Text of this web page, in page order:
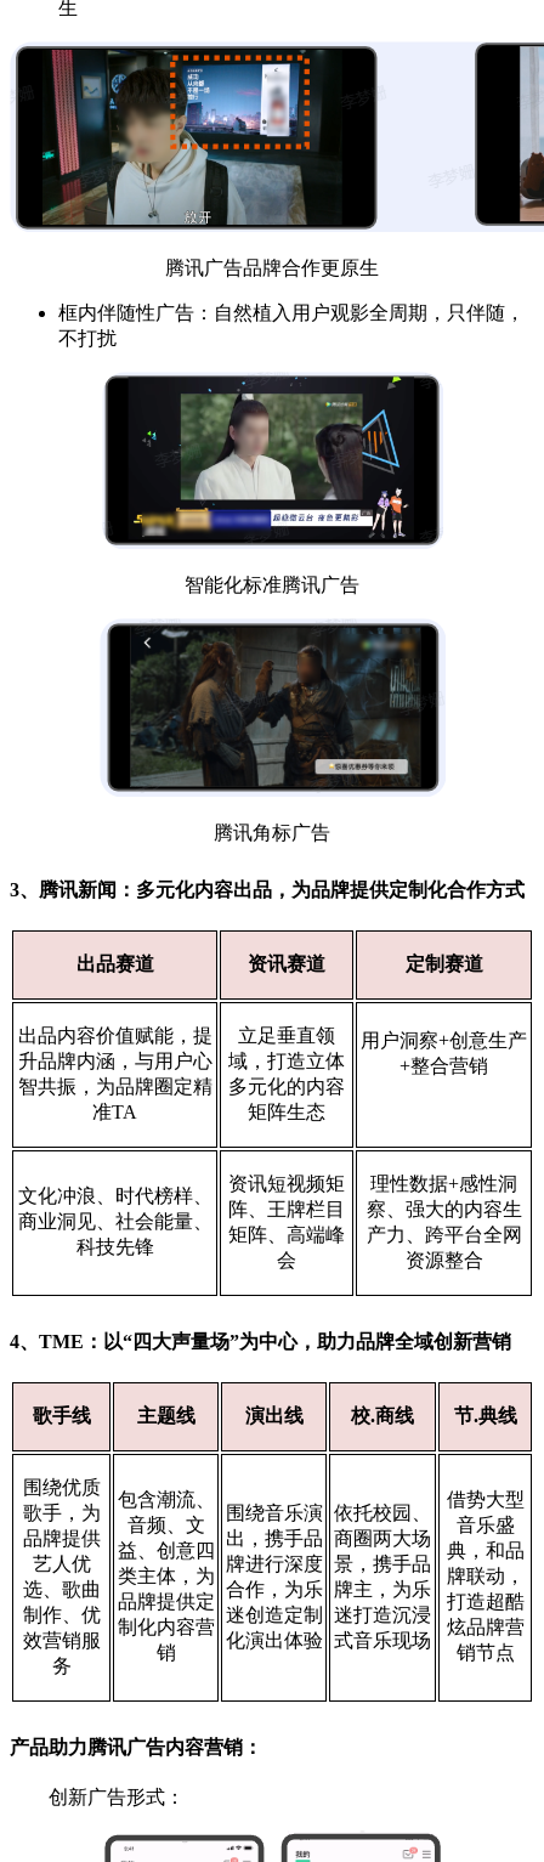
生
腾讯广告品牌合作更原生
框内伴随性广告：自然植入用户观影全周期，只伴随，
不打扰
智能化标准腾讯广告
腾讯角标广告
3、腾讯新闻： 多元化内容出品，为品牌提供定制化合作方式
出品赛道 资讯赛道 定制赛道
出品内容价值赋能，提
升品牌内涵，与用户心
智共振，为品牌圈定精
准TA
立足垂直领
域，打造立体
多元化的内容
矩阵生态
用户洞察+创意生产
+整合营销
文化冲浪、时代榜样、
商业洞见、社会能量、
科技先锋
资讯短视频矩
阵、王牌栏目
矩阵、高端峰
会
理性数据+感性洞
察、强大的内容生
产力、跨平台全网
资源整合
4、TME： 以“四大声量场”为中心，助力品牌全域创新营销
歌手线 主题线 演出线 校.商线 节.典线
围绕优质
歌手，为
品牌提供
艺人优
选、歌曲
制作、优
效营销服
务
包含潮流、
音频、文
益、创意四
类主体，为
品牌提供定
制化内容营
销
围绕音乐演
出，携手品
牌进行深度
合作，为乐
迷创造定制
化演出体验
依托校园、
商圈两大场
景，携手品
牌主，为乐
迷打造沉浸
式音乐现场
借势大型
音乐盛
典，和品
牌联动，
打造超酷
炫品牌营
销节点
产品助力腾讯广告内容营销：
创新广告形式：